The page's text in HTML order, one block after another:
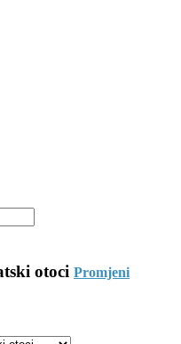
otoci Promjeni